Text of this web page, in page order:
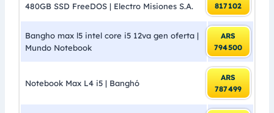
480GB SSD FreeDOS | Electro Misiones S.A.
817102
Bangho max l5 intel core i5 12va gen oferta |
Mundo Notebook
ARS
794500
Notebook Max L4 i5 | Banghó
ARS
787499